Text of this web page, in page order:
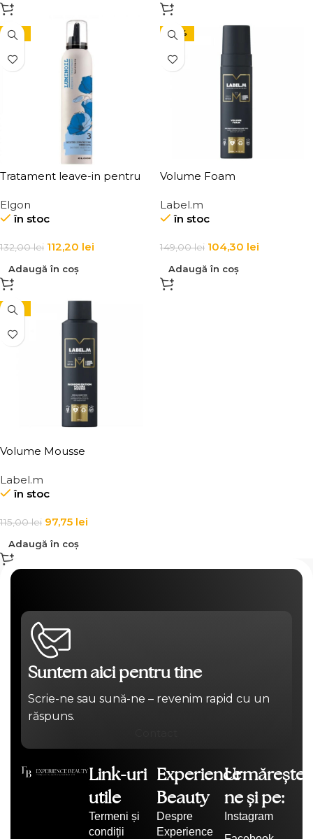
-15%
Tratament leave-in pentru
Luminoil Moisture Boost
Elgon
în stoc
132,00lei 112,20 lei
Adaugă în coș
-30%
Volume Foam
Label.m
în stoc
149,00lei 104,30 lei
Adaugă în coș
-15%
Volume Mousse
Label.m
în stoc
115,00lei 97,75 lei
Adaugă în coș
Suntem aici pentru tine
Scrie-ne sau sună-ne – revenim rapid cu un
răspuns.
Link-uri
utile
Termeni și
condiții
Experience
Beauty
Despre
Experience
Urmărește-
ne și pe:
Instagram